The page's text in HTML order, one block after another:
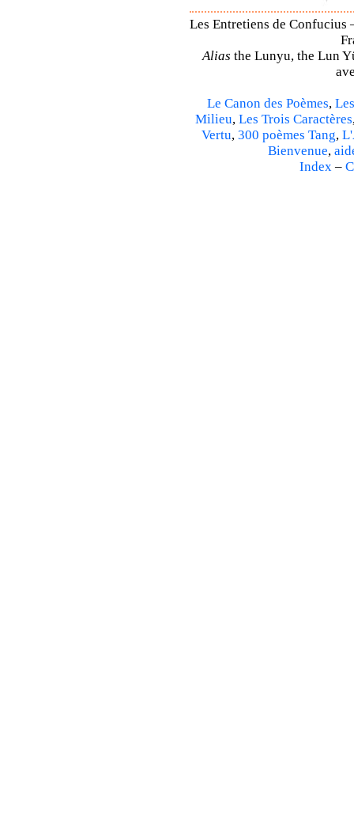
Les Entretiens de
Alias the Lunyu, the Lun
Le Canon des Poèmes,
Milieu, Les Trois Caractères
Vertu, 300 poèmes Tang,
Bienvenue,
Index –